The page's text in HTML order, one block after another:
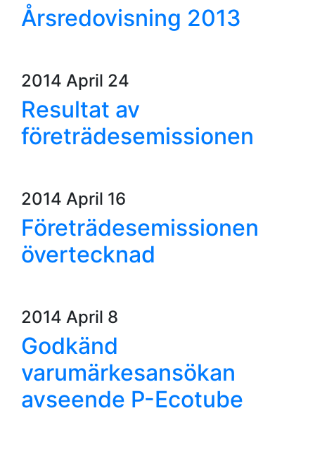
Årsredovisning 2013
2014 April 24
Resultat av
företrädesemissionen
2014 April 16
Företrädesemissionen
övertecknad
2014 April 8
Godkänd
varumärkesansökan
avseende P-Ecotube